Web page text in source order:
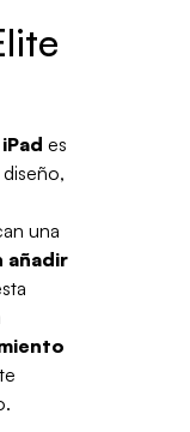
es
una
añadir